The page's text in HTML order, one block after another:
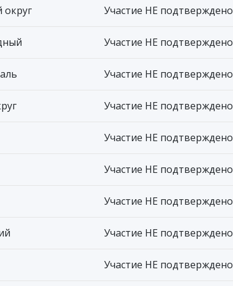
Участие НЕ подтверждено
Участие НЕ подтверждено
Участие НЕ подтверждено
Участие НЕ подтверждено
Участие НЕ подтверждено
Участие НЕ подтверждено
Участие НЕ подтверждено
Участие НЕ подтверждено
Участие НЕ подтверждено